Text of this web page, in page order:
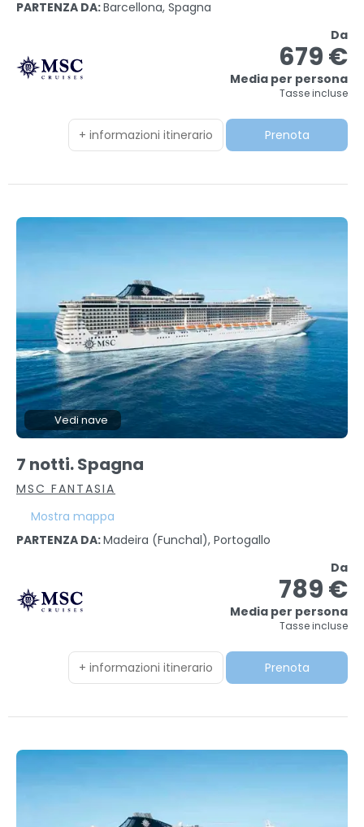
PARTENZA DA:Barcellona, Spagna
Da
679 €
Media per persona
Tasse incluse
+ informazioni itinerario Prenota
Vedi nave
7 notti. Spagna
MSC FANTASIA
Mostra mappa
PARTENZA DA:Madeira (funchal), Portogallo
Da
789 €
Media per persona
Tasse incluse
+ informazioni itinerario Prenota